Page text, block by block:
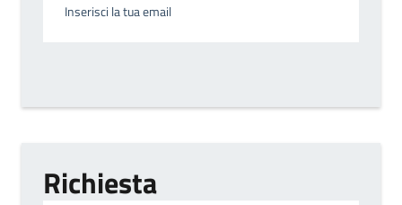
Inserisci la tua email
Richiesta